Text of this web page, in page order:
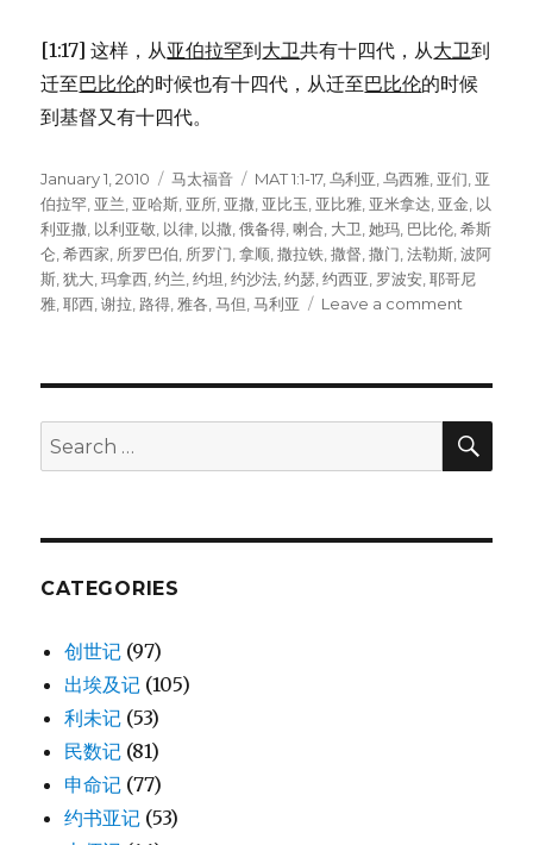
[1:17] 这样，从亚伯拉罕到大卫共有十四代，从大卫到
迁至巴比伦的时候也有十四代，从迁至巴比伦的时候
到基督又有十四代。
Posted
on
January 1, 2010 Categories
马太福音 Tags
MAT 1:1-17,乌利亚 ,乌西雅 亚们 亚
伯拉罕 亚兰 亚哈斯 亚所 亚撒 亚比玉 亚比雅 亚米拿达 亚金 以
利亚撒 以利亚敬 以律 以撒 ,俄备得 ,喇合 大卫 ,她玛 巴比伦 ,希斯
仑 ,希西家 所罗巴伯 所罗门 ,拿顺 ,撒拉铁 ,撒督 ,撒门 ,法勒斯 ,波阿
斯 ,犹大 ,玛拿西 ,约兰 ,约坦 ,约沙法 ,约瑟 ,约西亚 罗波安 ,耶哥尼
雅 ,耶西 ,谢拉 路得 雅各 ,马但 ,马利亚 Leave a comment
家
Search
for:
CATEGORIES
创世记 (97)
出埃及记 (105)
利未记 (53)
民数记 (81)
申命记 (77)
约书亚记 (53)